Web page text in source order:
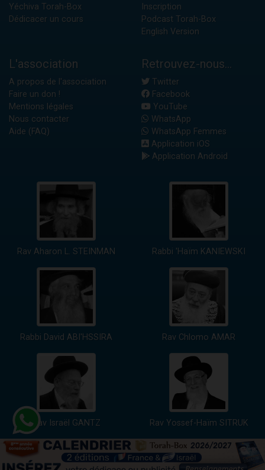
Yéchiva Torah-Box
Dédicacer un cours
Inscription
Podcast Torah-Box
English Version
L'association
A propos de l'association
Faire un don !
Mentions légales
Nous contacter
Aide (FAQ)
Retrouvez-nous...
Twitter
Facebook
YouTube
WhatsApp
WhatsApp Femmes
Application iOS
Application Android
Rav Aharon L. STEINMAN Rabbi 'Haïm KANIEWSKI
Rabbi David ABI'HSSIRA Rav Chlomo AMAR
Rav Israël GANTZ Rav Yossef-Haïm SITRUK